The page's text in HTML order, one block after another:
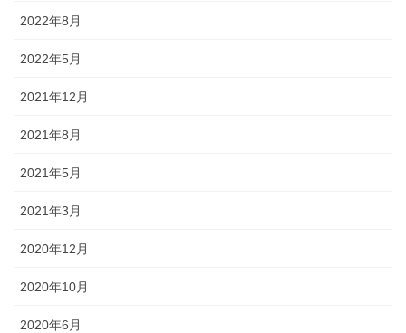
2022年8月
2022年5月
2021年12月
2021年8月
2021年5月
2021年3月
2020年12月
2020年10月
2020年6月